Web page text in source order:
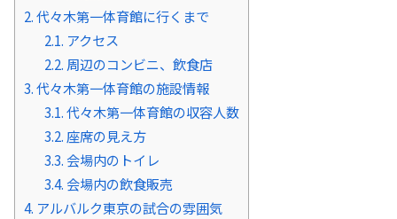
2.代々木第一体育館に行くまで
2.1. アクセス
2.2. 周辺のコンビニ、飲食店
3.代々木第一体育館の施設情報
3.1.代々木第一体育館の収容人数
3.2. 座席の見え方
3.3.会場内のトイレ
3.4.会場内の飲食販売
4. アルバルク東京の試合の雰囲気